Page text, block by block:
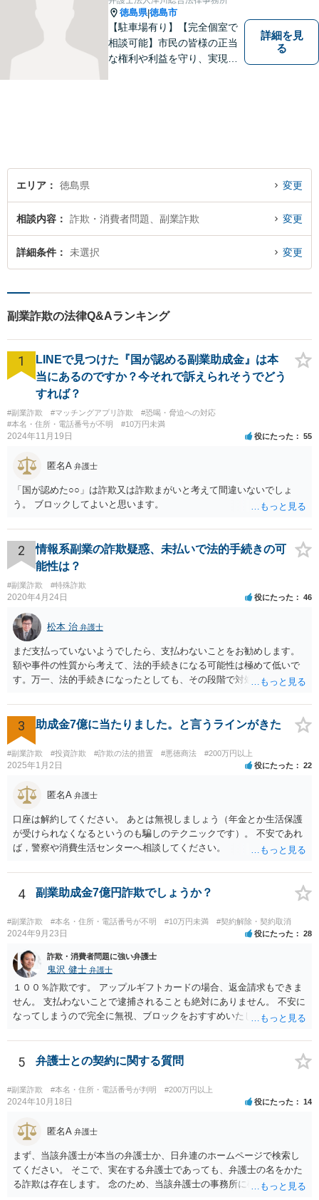
徳島県|徳島市
【駐車場有り】【完全個室で
相談可能】市民の皆様の正当
な権利や利益を守り、実現す
詳細を見
る
エリア 徳島県 変更
相談内容 詐欺・消費者問題、副業詐欺 変更
詳細条件 未選択 変更
副業詐欺の法律Q&Aランキング
1
LINEで見つけた『国が認める副業助成金』は本
当にあるのですか？今それで訴えられそうでどう
すれば？
#副業詐欺 #マッチングアプリ詐欺
#恐喝・脅迫への対応
#本名・住所・電話番号が不明
#10万円未満
2024年11月19日 役にたった 55
匿名A 弁護士
「国が認めた○○」は詐欺又は詐欺まがいと考えて間違いないでしょ
う。 ブロックしてよいと思います。
2
情報系副業の詐欺疑惑、未払いで法的手続きの可
能性は？
#副業詐欺 #特殊詐欺
2020年4月24日 役にたった 46
松本 治 弁護士
まだ支払っていないようでしたら、支払わないことをお勧めします。
額や事件の性質から考えて、法的手続きになる可能性は極めて低いで
す。万一、法的手続きになったとしても、その段階で対処すれば間に
す。万一、裁判所から手紙が届くことがあれば、すぐに弁護士等に相
談して下さい。対処しなければ、それこそ差し押さえにつながりま
す。お話が事実であれば、対処により相手の請求を退けることができ
ると考えられます。 いずれにしても、心配して待つ必要はないです。
3 助成金7億に当たりました。と言うラインがきた
#副業詐欺 #投資詐欺 #詐欺の法的措置 #悪徳商法 #200万円以上
2025年1月2日 役にたった 22
匿名A 弁護士
口座は解約してください。 あとは無視しましょう（年金とか生活保護
が受けられなくなるというのも騙しのテクニックです）。 不安であれ
ば，警察や消費生活センターへ相談してください。
4 副業助成金7億円詐欺でしょうか？
#副業詐欺 #本名・住所・電話番号が不明 #10万円未満 #契約解除・契約取消
2024年9月23日 役にたった 28
詐欺・消費者問題に強い弁護士
鬼沢 健士 弁護士
１００％詐欺です。 アップルギフトカードの場合、返金請求もできま
せん。 支払わないことで逮捕されることも絶対にありません。 不安に
なってしまうので完全に無視、ブロックをおすすめいたします。
5 弁護士との契約に関する質問
#副業詐欺 #本名・住所・電話番号が判明 #200万円以上
2024年10月18日 役にたった 14
匿名A 弁護士
まず、当該弁護士が本当の弁護士か、日弁連のホームページで検索し
てください。 そこで、実在する弁護士であっても、弁護士の名をかた
る詐欺は存在します。 念のため、当該弁護士の事務所に確認をとれば